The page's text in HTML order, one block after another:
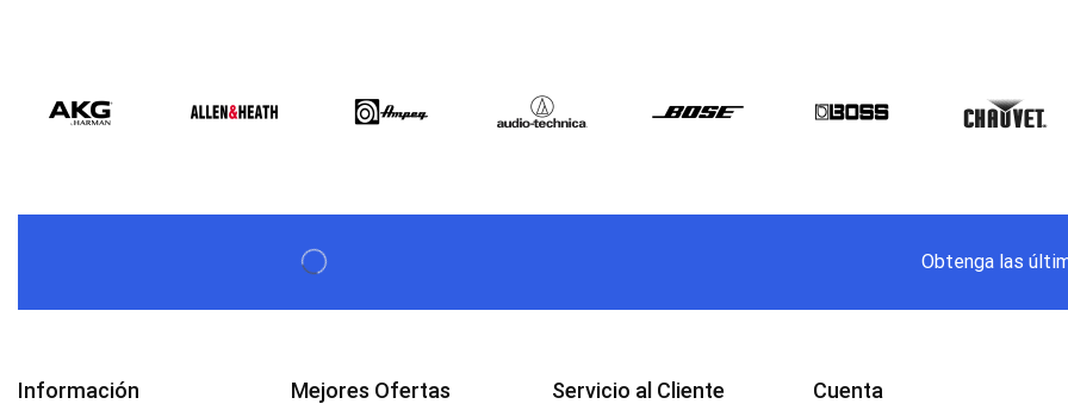
Obtenga las
Información Mejores Ofertas Servicio al Cliente Cuenta